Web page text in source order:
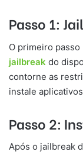
Passo 1:
O primeiro
jailbreak do
contorne as
instale
Passo 2:
Após o jailbreak